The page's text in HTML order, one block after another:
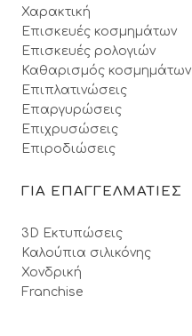
Χαρακτική
Επισκευές κοσμημάτων
Επισκευές ρολογιών
Καθαρισμός κοσμημάτων
Επιπλατινώσεις
Επαργυρώσεις
Επιχρυσώσεις
Επιροδιώσεις
ΓΙΑ ΕΠΑΓΓΕΛΜΑΤΙΕΣ
3D Εκτυπώσεις
Καλούπια σιλικόνης
Χονδρική
Franchise